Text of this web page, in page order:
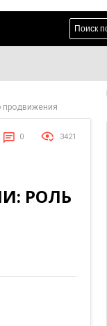
продвижения
0 3421
РОЛЬ